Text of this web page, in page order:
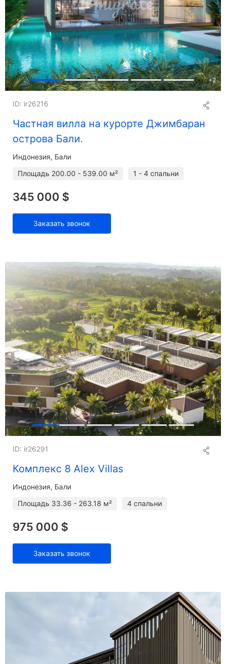
+2
Частная вилла на курорте Джимбаран
острова Бали.
ID: ir26216
Индонезия, Бали
Площадь 200.00 - 539.00 м² 1 - 4 спальни
345 000 $
Заказать звонок
Комплекс 8 Alex Villas
ID: ir26291
Индонезия, Бали
Площадь 33.36 - 263.18 м² 4 спальни
975 000 $
Заказать звонок